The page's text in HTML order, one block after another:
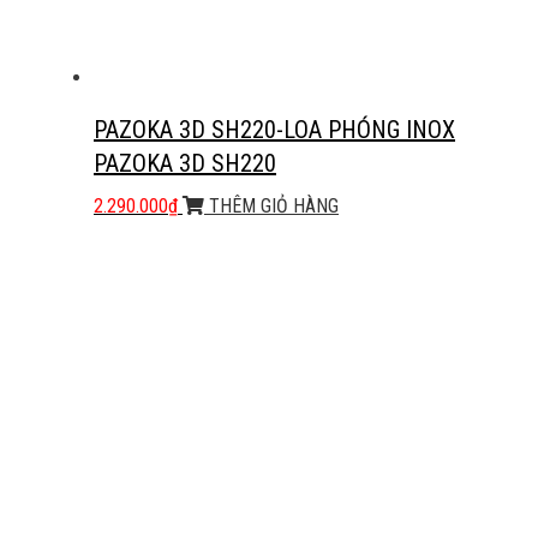
PAZOKA 3D SH220-LOA PHÓNG INOX
PAZOKA 3D SH220
2.290.000₫ THÊM GIỎ HÀNG